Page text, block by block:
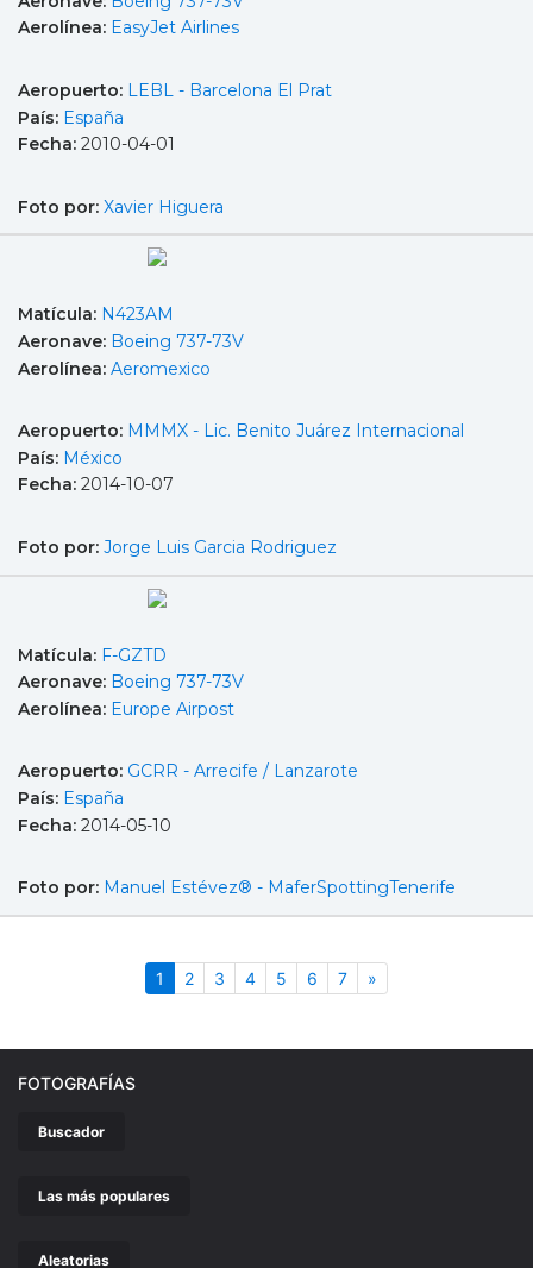
Aerolínea: EasyJet Airlines
Aeropuerto: LEBL - Barcelona El Prat
País: España
Fecha: 2010-04-01
Foto por: Xavier Higuera
Matícula: N423AM
Aeronave: Boeing 737-73V
Aerolínea: Aeromexico
Aeropuerto: MMMX - Lic. Benito Juárez Internacional
País: México
Fecha: 2014-10-07
Foto por: Jorge Luis Garcia Rodriguez
Matícula: F-GZTD
Aeronave: Boeing 737-73V
Aerolínea: Europe Airpost
Aeropuerto: GCRR - Arrecife / Lanzarote
País: España
Fecha: 2014-05-10
Foto por: Manuel Estévez® - MaferSpottingTenerife
1 (actual)
2 3 4 5 6 7 »
FOTOGRAFÍAS
Buscador
Las más populares
Aleatorias